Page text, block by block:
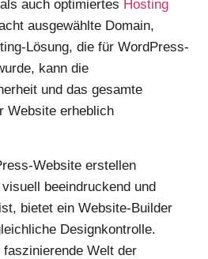
auch optimiertes Hosting
ausgewählte Domain,
Lösung, die für WordPress-
kann die
und das gesamte
Website erheblich
Website erstellen
beeindruckend und
bietet ein Website-Builder
Designkontrolle.
Welt der